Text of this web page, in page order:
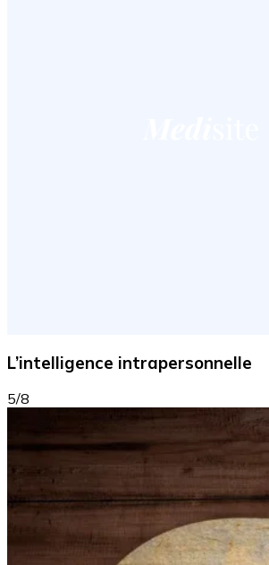
L’intelligence intrapersonnelle
5/8